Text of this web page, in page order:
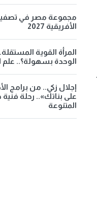
مجموعة مصر في
الأفريقية 2027
المرأة القوية
الوحدة بسهولة؟..
إجلال زكي.. من برامج
على بناتك».. رحلة فنية
المتنوعة